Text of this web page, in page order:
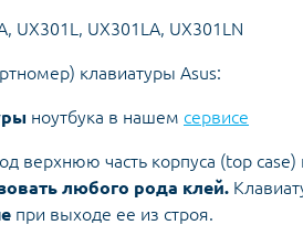
UX301L, UX301LA, UX301LN
клавиатуры Asus:
ноутбука в нашем сервисе
верхнюю часть корпуса (top
любого рода клей.
при выходе ее из строя.